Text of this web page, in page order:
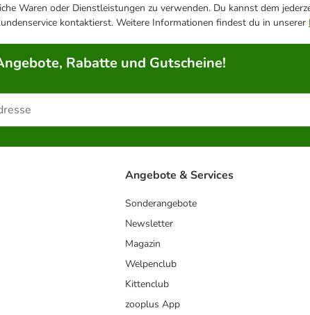
Waren oder Dienstleistungen zu verwenden. Du kannst dem
kontaktierst. Weitere Informationen findest du in unserer
Rabatte und Gutscheine!
Angebote & Services
Sonderangebote
Newsletter
Magazin
Welpenclub
Kittenclub
zooplus App